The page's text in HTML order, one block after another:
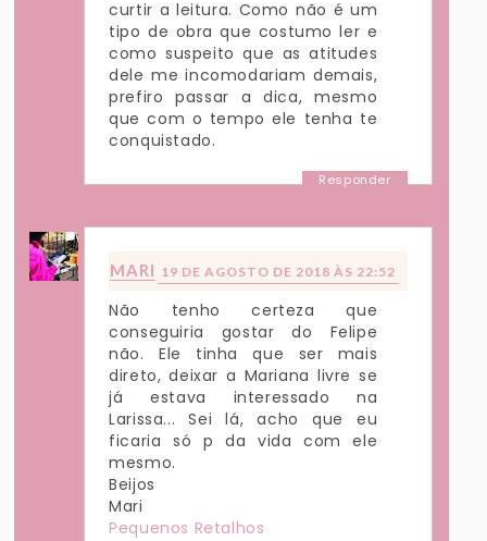
curtir a leitura. Como não é um
tipo de obra que costumo ler e
como suspeito que as atitudes
dele me incomodariam demais,
prefiro passar a dica, mesmo
que com o tempo ele tenha te
conquistado.
Responder
MARI 19 DE AGOSTO DE 2018 ÀS 22:52
Não tenho certeza que
conseguiria gostar do Felipe
não. Ele tinha que ser mais
direto, deixar a Mariana livre se
já estava interessado na
Larissa... Sei lá, acho que eu
ficaria só p da vida com ele
mesmo.
Beijos
Mari
Pequenos Retalhos